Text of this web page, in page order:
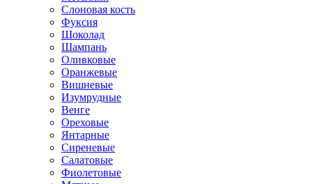
Слоновая кость
Фуксия
Шоколад
Шампань
Оливковые
Оранжевые
Вишневые
Изумрудные
Венге
Ореховые
Янтарные
Сиреневые
Салатовые
Фиолетовые